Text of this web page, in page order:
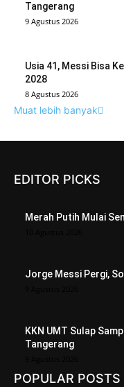
Tangerang
9 Agustus 2026
Usia 41, Messi Bisa
2028
8 Agustus 2026
Muat lebih banyak
EDITOR PICKS
Merah Putih Mulai
Jorge Messi Pergi,
KKN UMT Sulap
Tangerang
POPULAR POSTS